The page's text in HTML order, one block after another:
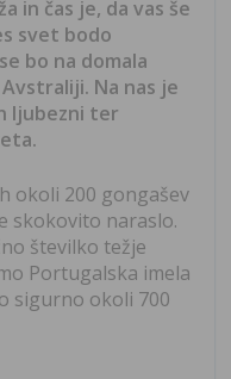
in čas je, da vas še
svet bodo
bo na domala
Na nas je
ljubezni ter
okoli 200 gongašev
skokovito naraslo.
številko težje
Portugalska imela
sigurno okoli 700